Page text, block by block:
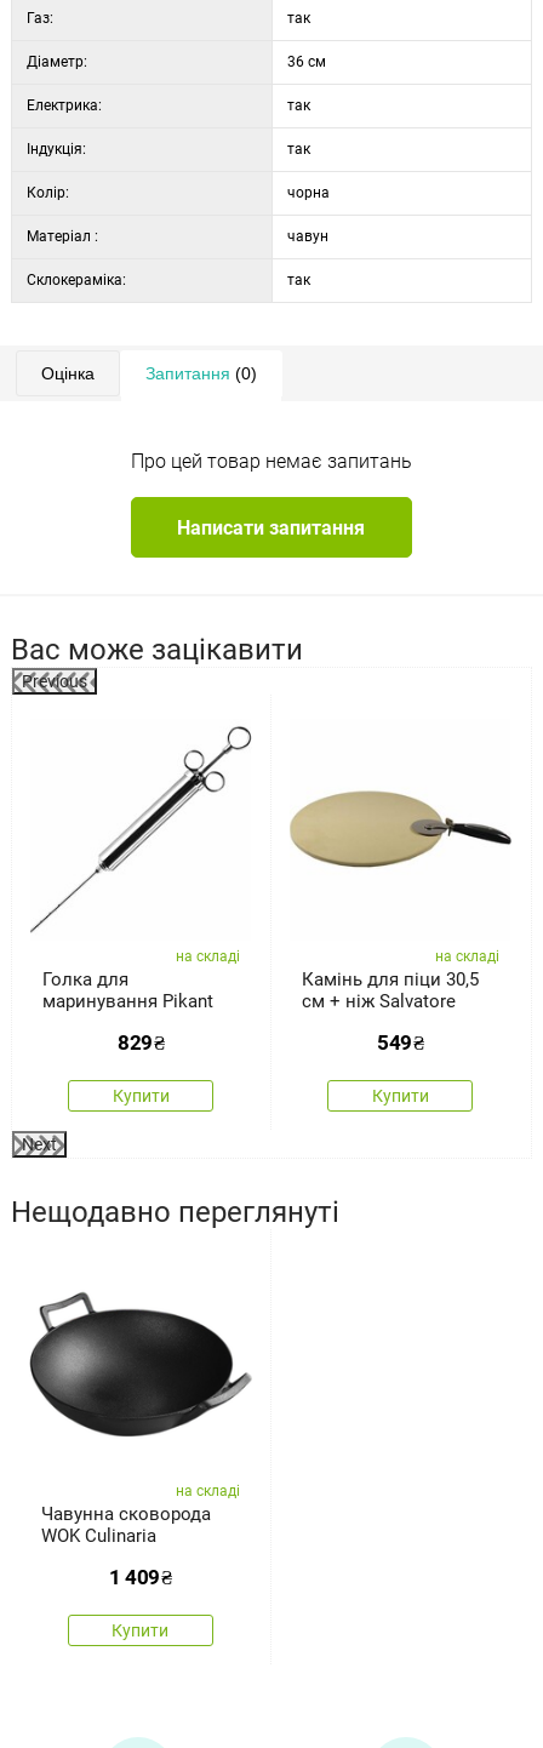
Газ: так
Діаметр: 36 см
Електрика: так
Індукція: так
Колір: чорна
Матеріал : чавун
Склокераміка: так
Оцінка Запитання (0)
Про цей товар немає запитань
Написати запитання
Вас може зацікавити
Previous
на складі
Голка для
маринування Pikant
829₴
Купити
на складі
Камінь для піци 30,5
см + ніж Salvatore
549₴
Купити
Next
Нещодавно переглянуті
на складі
Чавунна сковорода
WOK Culinaria
1 409₴
Купити